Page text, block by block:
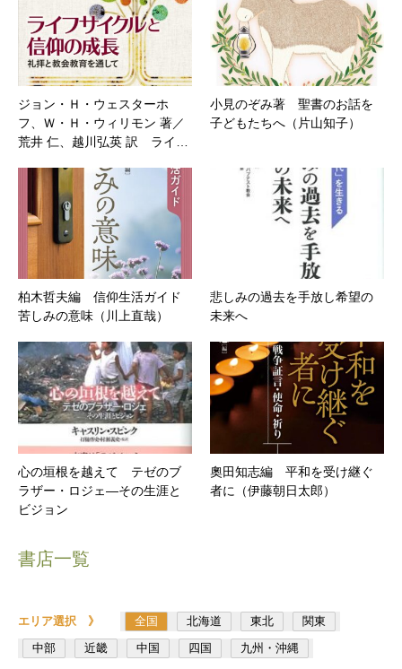
ジョン・Ｈ・ウェスターホ
フ、Ｗ・Ｈ・ウィリモン 著／
荒井 仁、越川弘英 訳 ライ…
小見のぞみ著 聖書のお話を
子どもたちへ（片山知子）
柏木哲夫編 信仰生活ガイド
苦しみの意味（川上直哉）
悲しみの過去を手放し希望の
未来へ
心の垣根を越えて テゼのブ
ラザー・ロジェ―その生涯と
ビジョン
奧田知志編 平和を受け継ぐ
者に（伊藤朝日太郎）
書店一覧
エリア選択 》 全国 北海道 東北
関東
中部
近畿 中国 四国 九州・沖縄